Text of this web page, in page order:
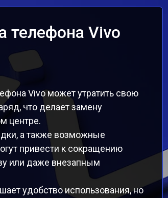
телефона Vivo
Vivo может утратить свою
что делает замену
центре.
а также возможные
привести к сокращению
или даже внезапным
удобство использования, но